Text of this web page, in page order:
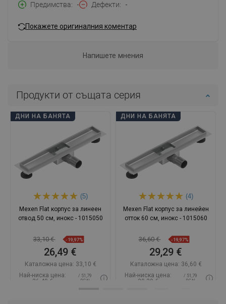
Предимства
- Дефекти -
Покажете оригиналния коментар
Напишете мнения
Продукти от същата серия
ДНИ НА БАНЯТА
(5)
Mexen Flat корпус за линеен
отвод 50 см, инокс - 1015050
33,10 € -19,97%
26,49 €
Каталожна цена: 33,10 €
Най-ниска цена:
26,49 €
/ 51,79
BGN
ДНИ НА БАНЯТА
(4)
Mexen Flat корпус за линейен
отток 60 см, инокс - 1015060
36,60 € -19,97%
29,29 €
Каталожна цена: 36,60 €
Най-ниска цена:
29,29 €
/ 51,79
BGN